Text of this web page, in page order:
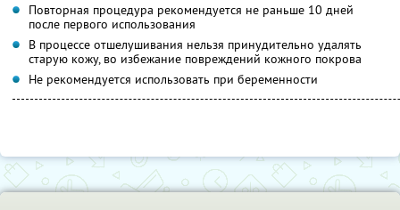
Повторная процедура рекомендуется не раньше 10 дней
после первого использования
В процессе отшелушивания нельзя принудительно удалять
старую кожу, во избежание повреждений кожного покрова
Не рекомендуется использовать при беременности